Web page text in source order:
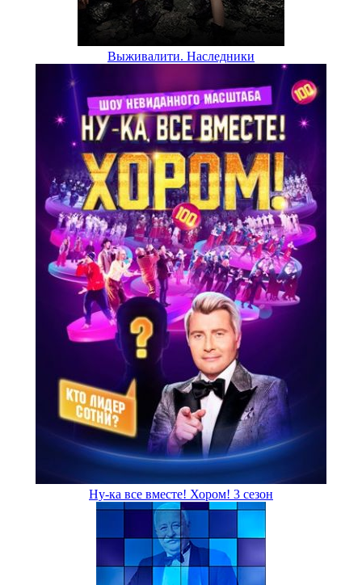
Выживалити. Наследники
Ну-ка все вместе! Хором! 3 сезон